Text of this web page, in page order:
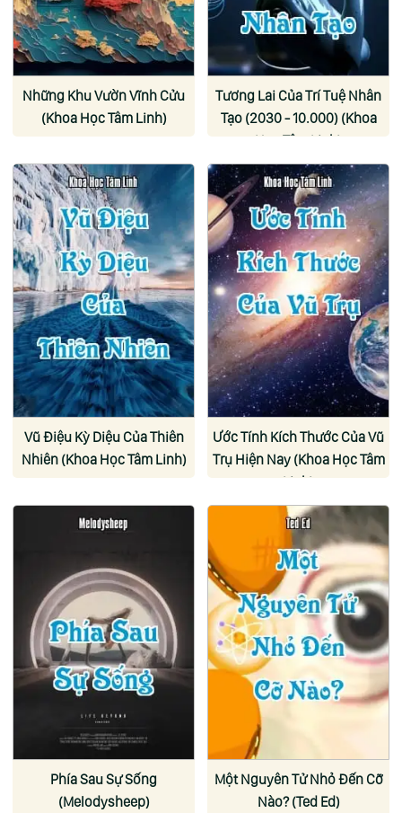
Những Khu Vườn Vĩnh Cửu
(Khoa Học Tâm Linh)
Tương Lai Của Trí Tuệ Nhân
Tạo (2030 - 10.000) (Khoa
Học Tâm Linh)
Vũ Điệu Kỳ Diệu Của Thiên
Nhiên (Khoa Học Tâm Linh)
Ước Tính Kích Thước Của Vũ
Trụ Hiện Nay (Khoa Học Tâm
Linh)
Phía Sau Sự Sống
(Melodysheep)
Một Nguyên Tử Nhỏ Đến Cỡ
Nào? (Ted Ed)